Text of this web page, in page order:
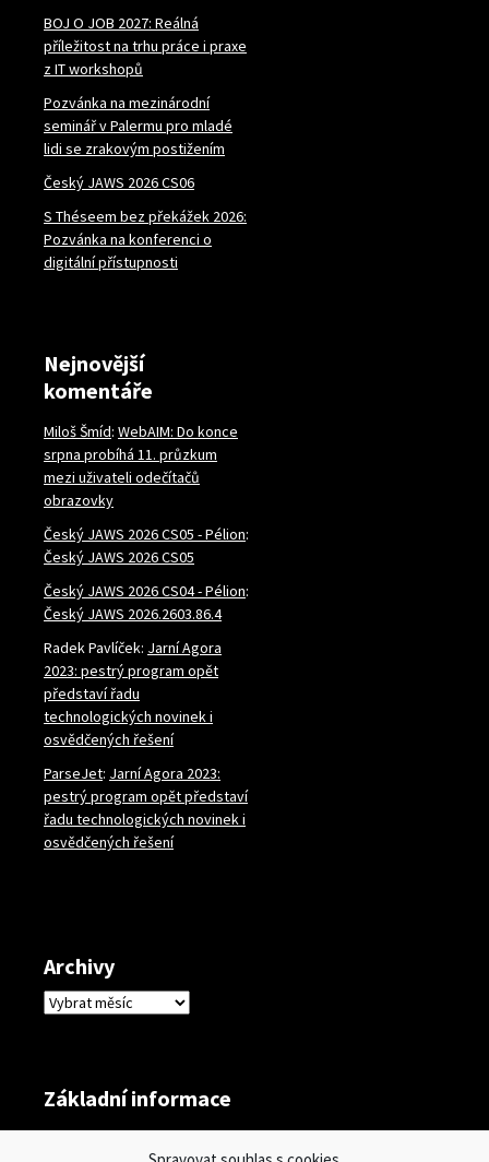
BOJ O JOB 2027: Reálná
příležitost na trhu práce i praxe
z IT workshopů
Pozvánka na mezinárodní
seminář v Palermu pro mladé
lidi se zrakovým postižením
Český JAWS 2026 CS06
S Théseem bez překážek 2026:
Pozvánka na konferenci o
digitální přístupnosti
Nejnovější
komentáře
Miloš Šmíd: WebAIM: Do konce
srpna probíhá 11. průzkum
mezi uživateli odečítačů
obrazovky
Český JAWS 2026 CS05 - Pélion:
Český JAWS 2026 CS05
Český JAWS 2026 CS04 - Pélion:
Český JAWS 2026.2603.86.4
Radek Pavlíček: Jarní Agora
2023: pestrý program opět
představí řadu
technologických novinek i
osvědčených řešení
ParseJet: Jarní Agora 2023:
pestrý program opět představí
řadu technologických novinek i
osvědčených řešení
Archivy
Archivy
Základní informace